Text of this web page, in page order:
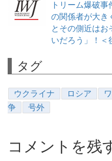
トリーム爆破
の関係者が大き
とその側近はお
いだろう」！＜
タグ
ウクライナ ロシア
争
号外
コメントを残